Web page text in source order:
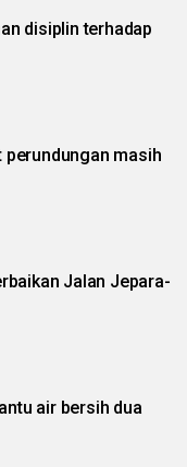
disiplin terhadap
masih
Jalan Jepara-
air bersih dua